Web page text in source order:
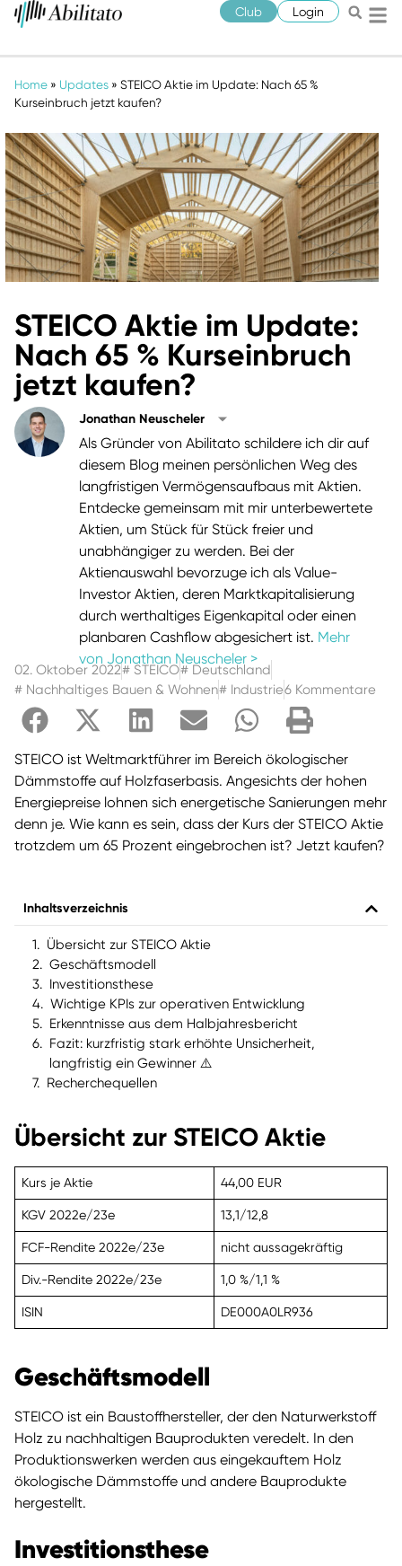
Club Login
Home » Updates » STEICO Aktie im Update: Nach 65 %
Kurseinbruch jetzt kaufen?
STEICO Aktie im Update:
Nach 65 % Kurseinbruch
jetzt kaufen?
Jonathan Neuscheler
Als Gründer von Abilitato schildere ich dir auf
diesem Blog meinen persönlichen Weg des
langfristigen Vermögensaufbaus mit Aktien.
Entdecke gemeinsam mit mir unterbewertete
Aktien, um Stück für Stück freier und
unabhängiger zu werden. Bei der
Aktienauswahl bevorzuge ich als Value-
Investor Aktien, deren Marktkapitalisierung
durch werthaltiges Eigenkapital oder einen
planbaren Cashflow abgesichert ist. Mehr
von Jonathan Neuscheler >
02. Oktober 2022# STEICO# Deutschland
# Nachhaltiges Bauen & Wohnen# Industrie6 Kommentare
STEICO ist Weltmarktführer im Bereich ökologischer
Dämmstoffe auf Holzfaserbasis. Angesichts der hohen
Energiepreise lohnen sich energetische Sanierungen mehr
denn je. Wie kann es sein, dass der Kurs der STEICO Aktie
trotzdem um 65 Prozent eingebrochen ist? Jetzt kaufen?
Inhaltsverzeichnis
Übersicht zur STEICO Aktie
Geschäftsmodell
Investitionsthese
Wichtige KPIs zur operativen Entwicklung
Erkenntnisse aus dem Halbjahresbericht
Fazit: kurzfristig stark erhöhte Unsicherheit,
langfristig ein Gewinner ⚠️
Recherchequellen
Übersicht zur STEICO Aktie
Kurs je Aktie 44,00 EUR
KGV 2022e/23e 13,1/12,8
FCF-Rendite 2022e/23e nicht aussagekräftig
Div.-Rendite 2022e/23e 1,0 %/1,1 %
ISIN DE000A0LR936
Geschäftsmodell
STEICO ist ein Baustoffhersteller, der den Naturwerkstoff
Holz zu nachhaltigen Bauprodukten veredelt. In den
Produktionswerken werden aus eingekauftem Holz
ökologische Dämmstoffe und andere Bauprodukte
hergestellt.
Investitionsthese